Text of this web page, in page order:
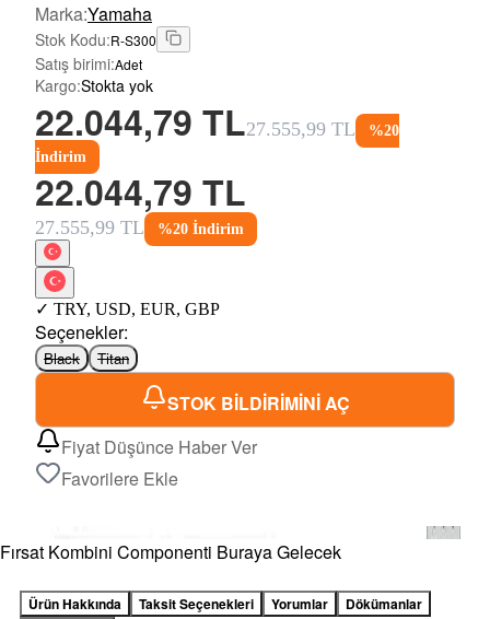
Marka:Yamaha
Stok Kodu:R-S300
Satış birimi:Adet
Kargo:Stokta yok
22.044,79 TL27.555,99 TL %20
İndirim
22.044,79 TL
27.555,99 TL %20 İndirim
✓ TRY, USD, EUR, GBP
Seçenekler:
Black Titan
STOK BİLDİRİMİNİ AÇ
Fiyat Düşünce Haber Ver
Favorilere Ekle
Fırsat Kombini Componenti Buraya Gelecek
Ürün Hakkında Taksit Seçenekleri Yorumlar
Dökümanlar